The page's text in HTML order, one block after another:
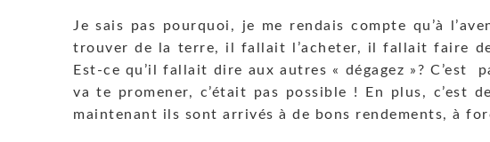
Je sais pas pourquoi, je me rendais compte qu’à
trouver de la terre, il fallait l’acheter, il fallait faire
Est-ce qu’il fallait dire aux autres « dégagez »?
va te promener, c’était pas possible ! En plus, c’est
maintenant ils sont arrivés à de bons rendements, à